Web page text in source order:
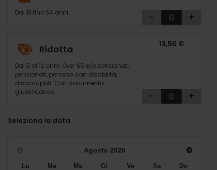
Dai 13 fino 64 anni - +
Ridotta
Dai 5 ai 12 anni. Over 65 e/o pensionati,
pensionati, persona con disabilità,
disoccupati. Con documento
giustificativo.
13,50 €
- +
Seleziona la data
Agosto 2026
Lu Ma Me Gi Ve Sa Do